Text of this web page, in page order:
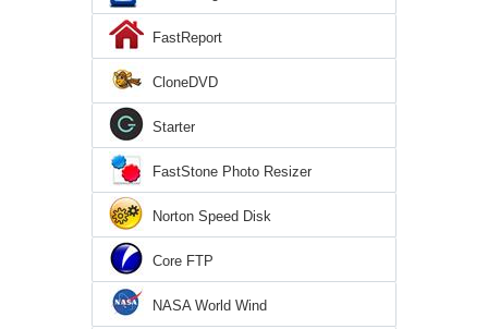
FastReport
CloneDVD
Starter
FastStone Photo Resizer
Norton Speed Disk
Core FTP
NASA World Wind